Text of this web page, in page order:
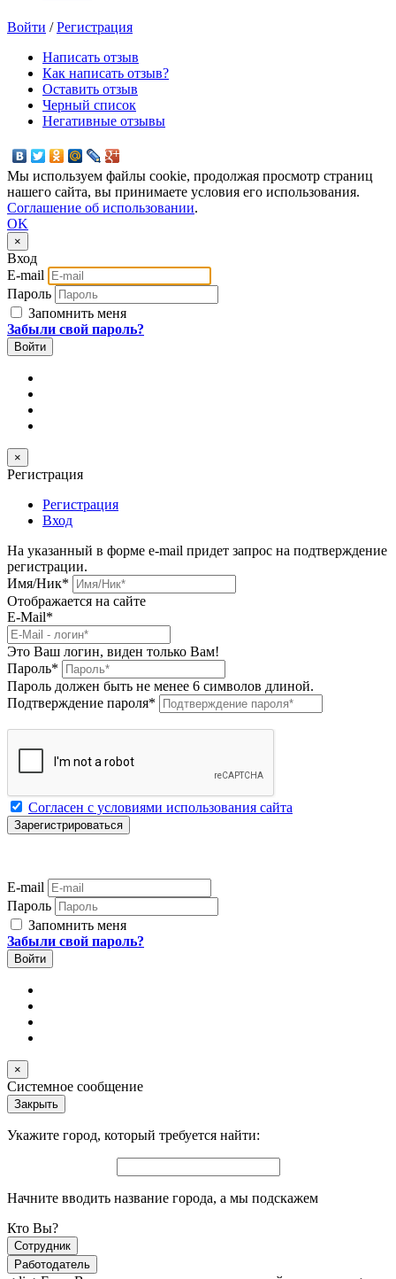
Войти /Регистрация
Написать отзыв
Как написать отзыв?
Оставить отзыв
Черный список
Негативные отзывы
Мы используем файлы cookie, продолжая просмотр страниц
нашего сайта, вы принимаете условия его использования.
Соглашение об использовании.
OK
×
Вход
E-mail
Пароль
Запомнить меня
Забыли свой пароль?
×
Регистрация
Регистрация
Вход
На указанный в форме e-mail придет запрос на подтверждение
регистрации.
Имя/Ник*
Отображается на сайте
E-Mail*
Это Ваш логин, виден только Вам!
Пароль*
Пароль должен быть не менее 6 символов длиной.
Подтверждение пароля*
Согласен с условиями использования сайта
E-mail
Пароль
Запомнить меня
Забыли свой пароль?
×
Системное сообщение
Закрыть
Укажите город, который требуется найти:
Начните вводить название города, а мы подскажем
Кто Вы?
Сотрудник
Работодатель